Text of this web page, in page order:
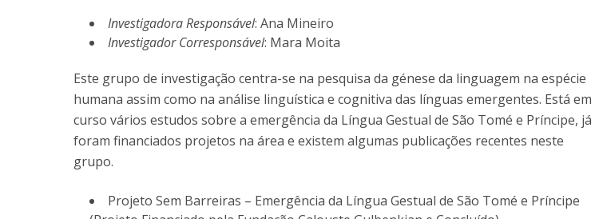
Investigadora Responsável: Ana Mineiro
Investigador Corresponsável: Mara Moita
Este grupo de investigação centra-se na pesquisa da génese da linguagem na espécie
humana assim como na análise linguística e cognitiva das línguas emergentes. Está em
curso vários estudos sobre a emergência da Língua Gestual de São Tomé e Príncipe, já
foram financiados projetos na área e existem algumas publicações recentes neste
grupo.
Projeto Sem Barreiras – Emergência da Língua Gestual de São Tomé e Príncipe